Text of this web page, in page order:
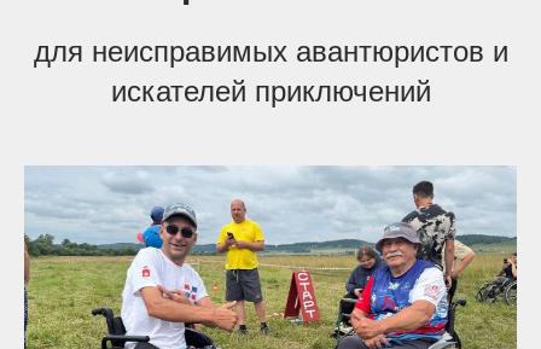
для неисправимых авантюристов и
искателей приключений